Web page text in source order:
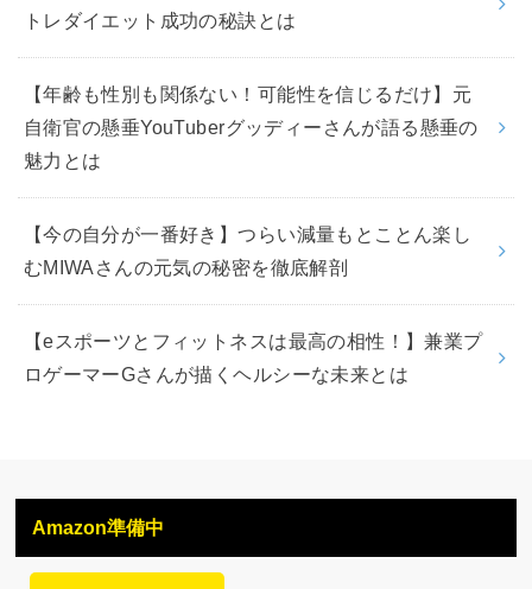
トレダイエット成功の秘訣とは
【年齢も性別も関係ない！可能性を信じるだけ】元
自衛官の懸垂YouTuberグッディーさんが語る懸垂の
魅力とは
【今の自分が一番好き】つらい減量もとことん楽し
むMIWAさんの元気の秘密を徹底解剖
【eスポーツとフィットネスは最高の相性！】兼業プ
ロゲーマーGさんが描くヘルシーな未来とは
Amazon準備中